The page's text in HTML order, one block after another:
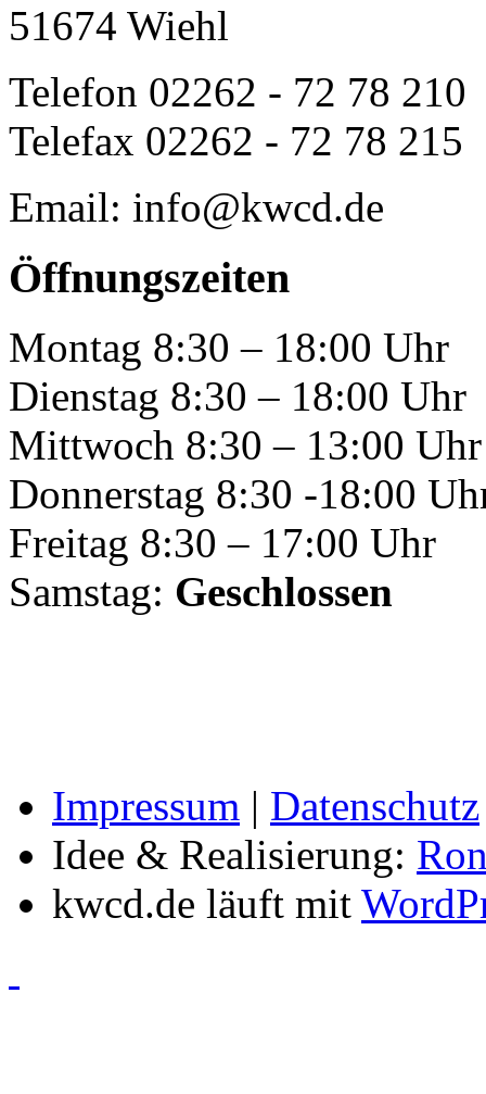
51674 Wiehl
Telefon 02262 - 72 78 210
Telefax 02262 - 72 78 215
Email: info@kwcd.de
Öffnungszeiten
Montag 8:30 – 18:00 Uhr
Dienstag 8:30 – 18:00 Uhr
Mittwoch 8:30 – 13:00 Uhr
Donnerstag 8:30 -18:00
Freitag 8:30 – 17:00 Uhr
Samstag: Geschlossen
Impressum | Datenschutz
Idee & Realisierung:
kwcd.de läuft mit